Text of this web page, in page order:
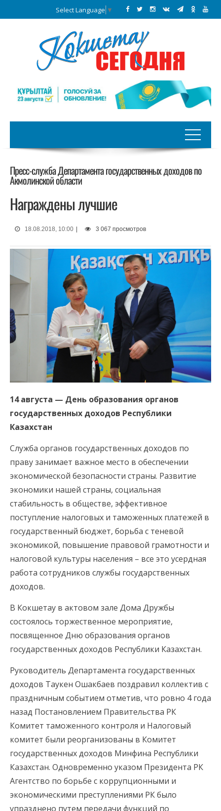
Select Language ▼
Пресс-служба Департамента государственных доходов по
Акмолинской области
Награждены лучшие
18.08.2018, 10:00 3 067 просмотров
14 августа — День образования органов
государственных доходов Республики
Казахстан
Служба органов государственных доходов по
праву занимает важное место в обеспечении
экономической безопасности страны. Развитие
экономики нашей страны, социальная
стабильность в обществе, эффективное
поступление налоговых и таможенных платежей в
государственный бюджет, борьба с теневой
экономикой, повышение правовой грамотности и
налоговой культуры населения – все это усердная
работа сотрудников службы государственных
доходов.
В Кокшетау в актовом зале Дома Дружбы
состоялось торжественное мероприятие,
посвященное Дню образования органов
государственных доходов Республики Казахстан.
Руководитель Департамента государственных
доходов Таукен Ошакбаев поздравил коллектив с
праздничным событием отметив, что ровно 4 года
назад Постановлением Правительства РК
Комитет таможенного контроля и Налоговый
комитет были реорганизованы в Комитет
государственных доходов Минфина Республики
Казахстан. Одновременно указом Президента РК
Агентство по борьбе с коррупционными и
экономическими преступлениями РК было
упразднено путем передачи функций по